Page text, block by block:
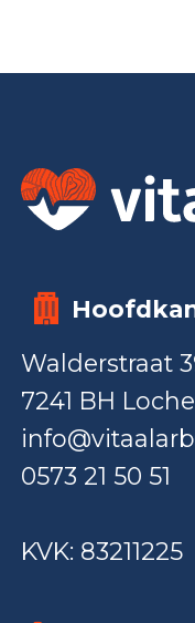
Walderstraat
7241 BH
0573 21 50 51
KVK: 83211225